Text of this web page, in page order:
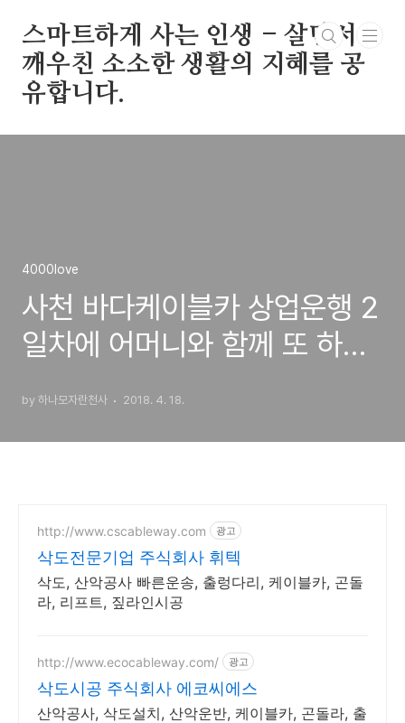
스마트하게 사는 인생 - 살면서
깨우친 소소한 생활의 지혜를 공
유합니다.
4000love
사천 바다케이블카 상업운행 2
일차에 어머니와 함께 또 하나
by 하나모자란천사 2018. 4. 18.
http://www.cscableway.com 광고
삭도전문기업 주식회사 휘텍
삭도, 산악공사 빠른운송, 출렁다리, 케이블카, 곤돌
라, 리프트, 짚라인시공
http://www.ecocableway.com/ 광고
삭도시공 주식회사 에코씨에스
산악공사, 삭도설치, 산악운반, 케이블카, 곤돌라, 출